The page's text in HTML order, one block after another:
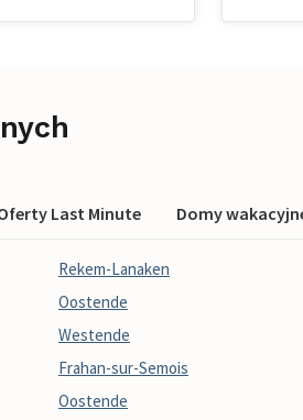
Last Minute Domy
Rekem-Lanaken
Oostende
Westende
Frahan-sur-Semois
Oostende